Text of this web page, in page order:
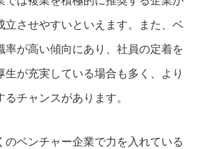
立させやすいといえます。また、ベ
率が高い傾向にあり、社員の定着を
生が充実している場合も多く、より
チャンスがあります。
のベンチャー企業で力を入れている